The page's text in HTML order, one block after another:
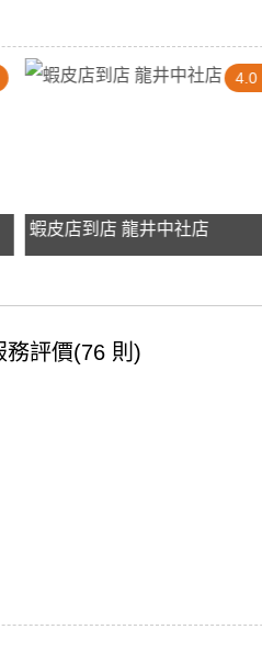
4.0
蝦皮店到店 龍井中社店
務評價(76 則)